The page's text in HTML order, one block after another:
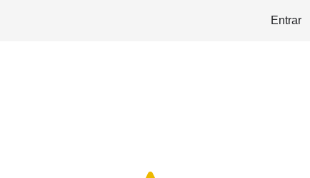
Entrar